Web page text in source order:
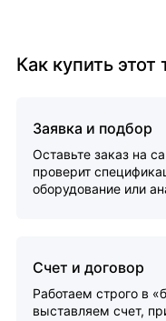
Как купить этот
Заявка и подбор
Оставьте заказ на
проверит
оборудование или
Счет и договор
Работаем строго в
выставляем счет,